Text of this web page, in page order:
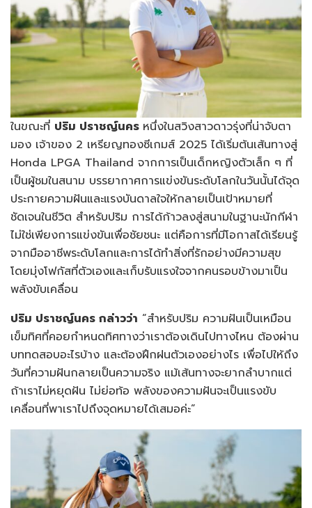
ในขณะที่ ปริม ปราชญ์นคร หนึ่งในสวิงสาวดาวรุ่งที่น่าจับตา
มอง เจ้าของ 2 เหรียญทองซีเกมส์ 2025 ได้เริ่มต้นเส้นทางสู่
Honda LPGA Thailand จากการเป็นเด็กหญิงตัวเล็ก ๆ ที่
เป็นผู้ชมในสนาม บรรยากาศการแข่งขันระดับโลกในวันนั้นได้จุด
ประกายความฝันและแรงบันดาลใจให้กลายเป็นเป้าหมายที่
ชัดเจนในชีวิต สำหรับปริม การได้ก้าวลงสู่สนามในฐานะนักกีฬา
ไม่ใช่เพียงการแข่งขันเพื่อชัยชนะ แต่คือการที่มีโอกาสได้เรียนรู้
จากมืออาชีพระดับโลกและการได้ทำสิ่งที่รักอย่างมีความสุข
โดยมุ่งโฟกัสที่ตัวเองและเก็บรับแรงใจจากคนรอบข้างมาเป็น
พลังขับเคลื่อน
ปริม ปราชญ์นคร กล่าวว่า “สำหรับปริม ความฝันเป็นเหมือน
เข็มทิศที่คอยกำหนดทิศทางว่าเราต้องเดินไปทางไหน ต้องผ่าน
บททดสอบอะไรบ้าง และต้องฝึกฝนตัวเองอย่างไร เพื่อไปให้ถึง
วันที่ความฝันกลายเป็นความจริง แม้เส้นทางจะยากลำบากแต่
ถ้าเราไม่หยุดฝัน ไม่ย่อท้อ พลังของความฝันจะเป็นแรงขับ
เคลื่อนที่พาเราไปถึงจุดหมายได้เสมอค่ะ”